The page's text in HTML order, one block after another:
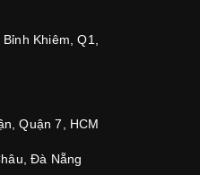
Khiêm, Q1,
Quận 7, HCM
Đà Nẵng